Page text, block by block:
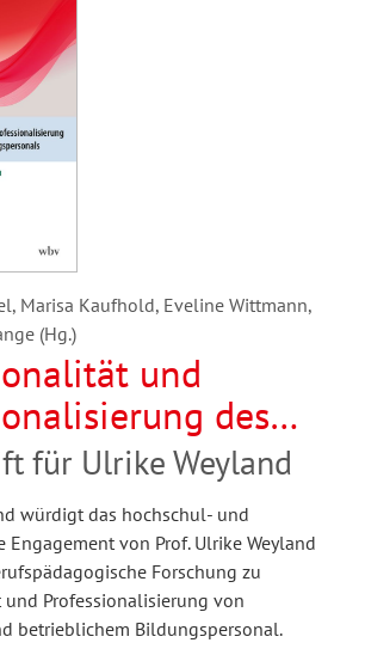
Marisa Kaufhold, Eveline Wittmann,
(Hg.)
und
des
für Ulrike Weyland
würdigt das hochschul- und
Engagement von Prof. Ulrike Weyland
Forschung zu
und Professionalisierung von
betrieblichem Bildungspersonal.